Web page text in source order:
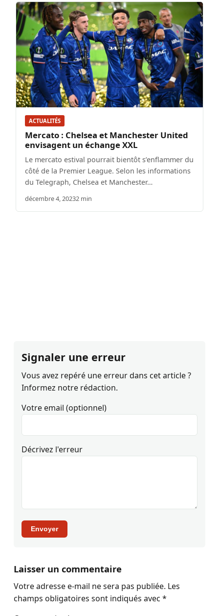
ACTUALITÉS
Mercato : Chelsea et Manchester United
envisagent un échange XXL
Le mercato estival pourrait bientôt s’enflammer du
côté de la Premier League. Selon les informations
du Telegraph, Chelsea et Manchester…
décembre 4, 20232 min
Signaler une erreur
Vous avez repéré une erreur dans cet article ?
Informez notre rédaction.
Votre email (optionnel)
Décrivez l'erreur
Envoyer
Laisser un commentaire
Votre adresse e-mail ne sera pas publiée. Les
champs obligatoires sont indiqués avec *